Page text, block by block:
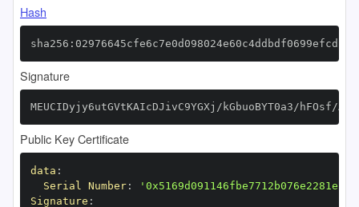
Hash
Signature
MEUCIDyjy6utGVtKAIcDJivC9YGXj/kGbuoBYT0a3/hFOsf/
Public Key Certificate
data :
Serial Number:
Signature :